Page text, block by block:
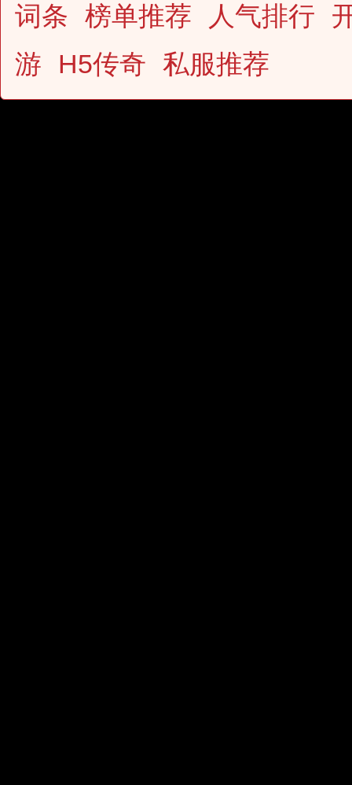
词条 榜单推荐 人气排行
游
H5传奇 私服推荐